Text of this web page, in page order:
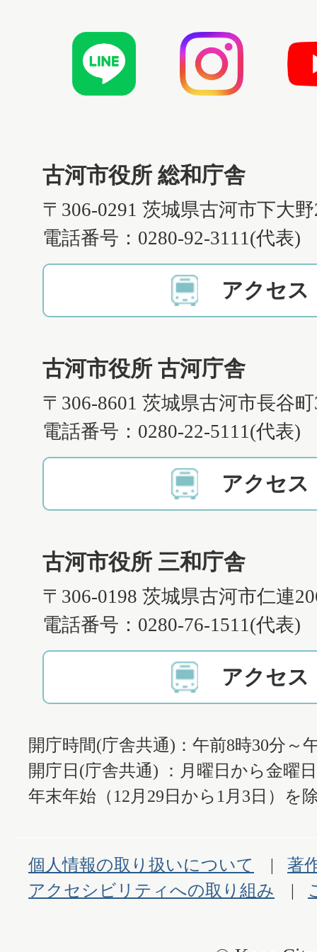
古河市役所 総和庁舎
〒306-0291 茨城県古河市下大
電話番号：0280-92-3111(代表)
アクセス
古河市役所 古河庁舎
〒306-8601 茨城県古河市長谷
電話番号：0280-22-5111(代表)
アクセス
古河市役所 三和庁舎
〒306-0198 茨城県古河市仁連
電話番号：0280-76-1511(代表)
アクセス
開庁時間(庁舎共通)：午前8時30分～
開庁日(庁舎共通) ：月曜日から金曜
年末年始（12月29日から1月3日）を
個人情報の取り扱いについて
著
アクセシビリティへの取り組み